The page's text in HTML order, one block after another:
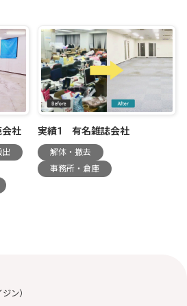
社
出
実績1 有名雑誌会社
解体・撤去
事務所・倉庫
ジン）